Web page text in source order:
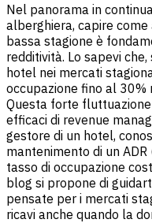
Nel panorama in
alberghiera, capire
bassa stagione è
redditività. Lo sapevi
hotel nei mercati
occupazione fino al 30%
Questa forte
efficaci di revenue
gestore di un hotel,
mantenimento di un
tasso di occupazione
blog si propone di
pensate per i mercati
ricavi anche quando la